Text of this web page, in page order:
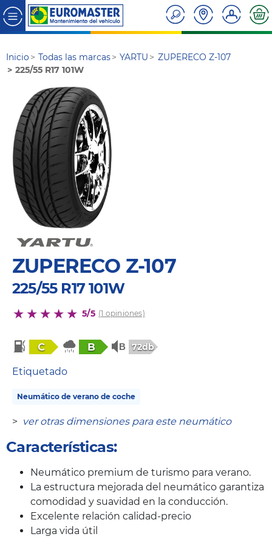
Inicio Todas las marcas YARTU
ZUPERECO Z-107
225/55 R17 101W
ZUPERECO Z-107
225/55 R17 101W
5/5 (1 opiniones)
C B 72db
Etiquetado
Neumático de verano de coche
> ver otras dimensiones para este neumático
Características:
Neumático premium de turismo para verano.
La estructura mejorada del neumático garantiza
comodidad y suavidad en la conducción.
Excelente relación calidad-precio
Larga vida útil